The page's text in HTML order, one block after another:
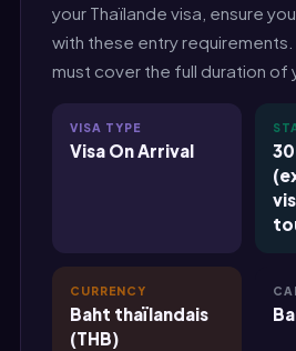
your Thaïlande visa, ensure
with these entry
must cover the full duration of
VISA TYPE
Visa On Arrival
CURRENCY
Baht thaïlandais
(THB)